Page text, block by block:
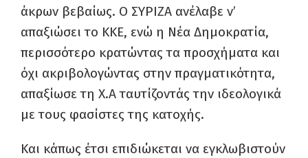
άκρων βεβαίως. Ο ΣΥΡΙΖΑ ανέλαβε ν’
απαξιώσει το ΚΚΕ, ενώ η Νέα Δημοκρατία,
περισσότερο κρατώντας τα προσχήματα και
όχι ακριβολογώντας στην πραγματικότητα,
απαξίωσε τη Χ.Α ταυτίζοντάς την ιδεολογικά
με τους φασίστες της κατοχής.
Και κάπως έτσι επιδιώκεται να εγκλωβιστούν